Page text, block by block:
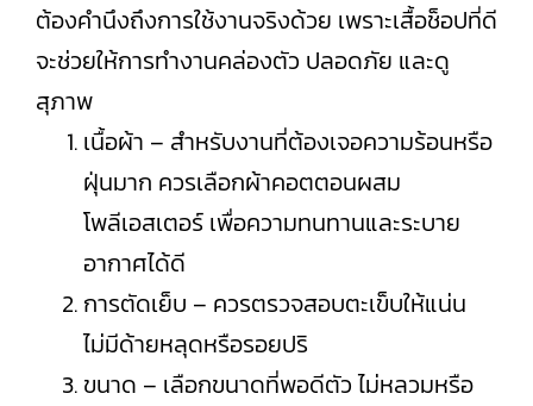
ต้องคำนึงถึงการใช้งานจริงด้วย เพราะเสื้อช็อปที่ดี
จะช่วยให้การทำงานคล่องตัว ปลอดภัย และดู
สุภาพ
เนื้อผ้า – สำหรับงานที่ต้องเจอความร้อนหรือ
ฝุ่นมาก ควรเลือกผ้าคอตตอนผสม
โพลีเอสเตอร์ เพื่อความทนทานและระบาย
อากาศได้ดี
การตัดเย็บ – ควรตรวจสอบตะเข็บให้แน่น
ไม่มีด้ายหลุดหรือรอยปริ
ขนาด – เลือกขนาดที่พอดีตัว ไม่หลวมหรือ